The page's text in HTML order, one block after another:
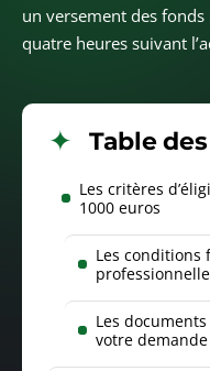
un versement des
quatre heures suivant
Table
Les critères
1000 euros
Les conditions
Les
votre demande